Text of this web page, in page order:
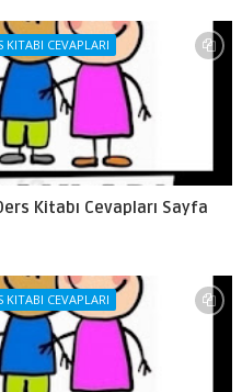
KITABI CEVAPLARI
Kitabı Cevapları Sayfa
KITABI CEVAPLARI